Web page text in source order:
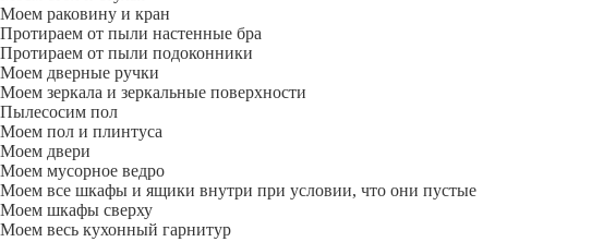
Моем раковину и кран
Протираем от пыли настенные бра
Протираем от пыли подоконники
Моем дверные ручки
Моем зеркала и зеркальные поверхности
Пылесосим пол
Моем пол и плинтуса
Моем двери
Моем мусорное ведро
Моем все шкафы и ящики внутри при условии, что они пустые
Моем шкафы сверху
Моем весь кухонный гарнитур